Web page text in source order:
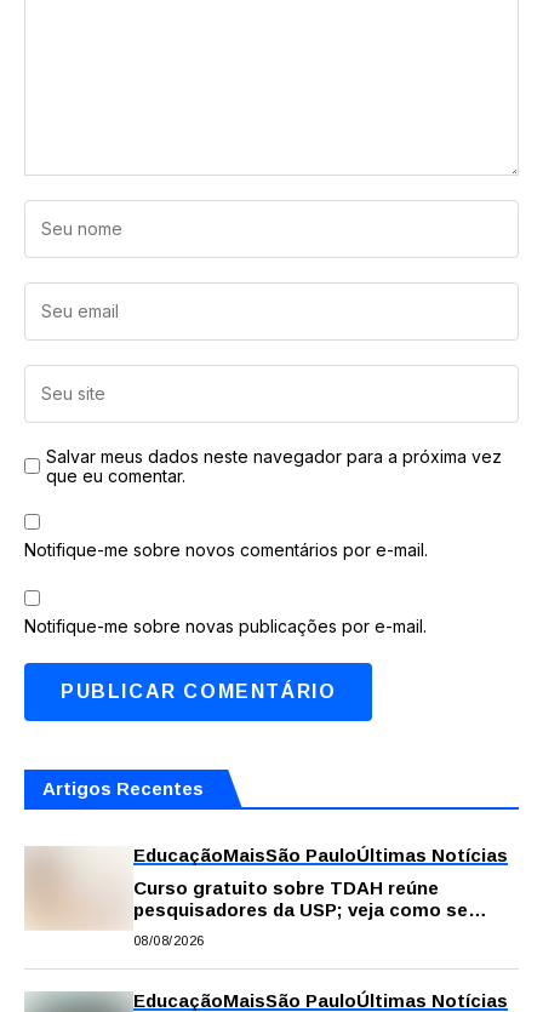
Salvar meus dados neste navegador para a próxima vez
que eu comentar.
Notifique-me sobre novos comentários por e-mail.
Notifique-me sobre novas publicações por e-mail.
Artigos Recentes
EducaçãoMaisSão PauloÚltimas Notícias
Curso gratuito sobre TDAH reúne
pesquisadores da USP; veja como se
inscrever
08/08/2026
EducaçãoMaisSão PauloÚltimas Notícias